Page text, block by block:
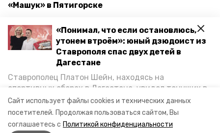
Сайт использует файлы cookies и технических данных
посетителей. Продолжая пользоваться сайтом, Вы
соглашаетесь с Политикой конфиденциальности
«Понимал, что если остановлюсь,
утонем втроём»: юный дзюдоист из
Ставрополя спас двух детей в
Дагестане
Ставрополец Платон Шейн, находясь на
спортивных сборах в Дегестане, увидел тонущих в
Каспийском море детей и бросился на помощь. По
возвращении домой, отважного мальчика
пригласили в министерство образования края и
«Машук» в Пятигорске
Забег на гору Машук пройдёт в День флага в
Пятигорске
Молодые педагоги познакомились с историей
проекта «Без срока давности» на форуме
«Машук» на Ставрополье
ставропольский край форум "машук"